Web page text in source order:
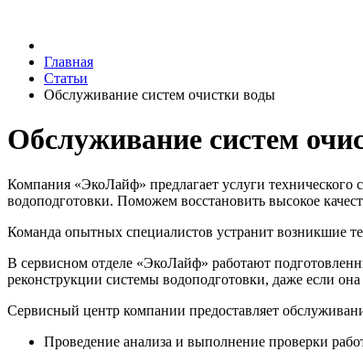
Главная
Статьи
Обслуживание систем очистки воды
Обслуживание систем
Компания «ЭкоЛайф» предлагает услуги
водоподготовки. Поможем восстановить высокое
Команда опытных специалистов устранит возникшие
В сервисном отделе «ЭкоЛайф» работают
реконструкции системы водоподготовки, даже если
Сервисный центр компании предоставляет
Проведение анализа и выполнение проверки